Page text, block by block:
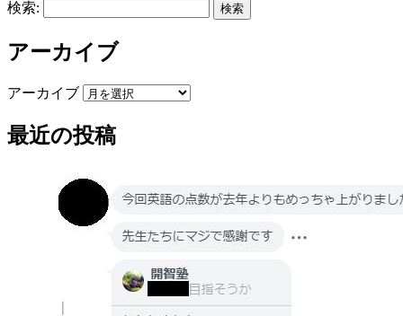
検索:
アーカイブ
アーカイブ
最近の投稿